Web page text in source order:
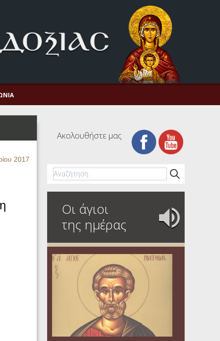
2017
Ακολουθήστε μας
Οι άγιοι
της ημέρας